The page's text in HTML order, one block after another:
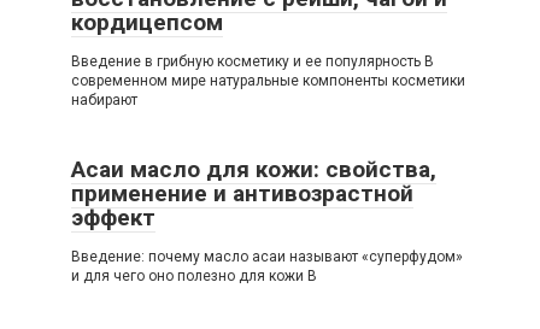
кордицепсом
Введение в грибную косметику и ее популярность В
современном мире натуральные компоненты косметики
набирают
Асаи масло для кожи: свойства,
применение и антивозрастной
эффект
Введение: почему масло асаи называют «суперфудом»
и для чего оно полезно для кожи В